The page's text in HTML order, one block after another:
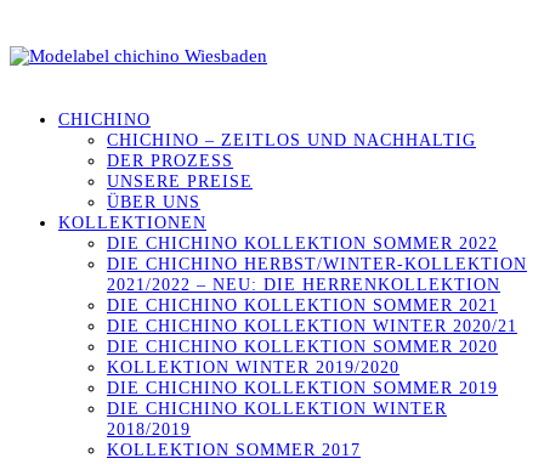
CHICHINO
CHICHINO – ZEITLOS UND NACHHALTIG
DER PROZESS
UNSERE PREISE
ÜBER UNS
KOLLEKTIONEN
DIE CHICHINO KOLLEKTION SOMMER 2022
DIE CHICHINO HERBST/WINTER-KOLLEKTION
2021/2022 – NEU: DIE HERRENKOLLEKTION
DIE CHICHINO KOLLEKTION SOMMER 2021
DIE CHICHINO KOLLEKTION WINTER 2020/21
DIE CHICHINO KOLLEKTION SOMMER 2020
KOLLEKTION WINTER 2019/2020
DIE CHICHINO KOLLEKTION SOMMER 2019
DIE CHICHINO KOLLEKTION WINTER
2018/2019
KOLLEKTION SOMMER 2017